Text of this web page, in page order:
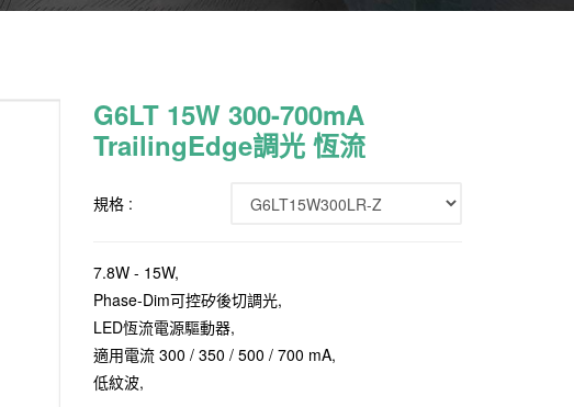
G6LT 15W 300-700mA
TrailingEdge調光 恆流
規格 :
7.8W - 15W,
Phase-Dim可控矽後切調光,
LED恆流電源驅動器,
適用電流 300 / 350 / 500 / 700 mA,
低紋波,